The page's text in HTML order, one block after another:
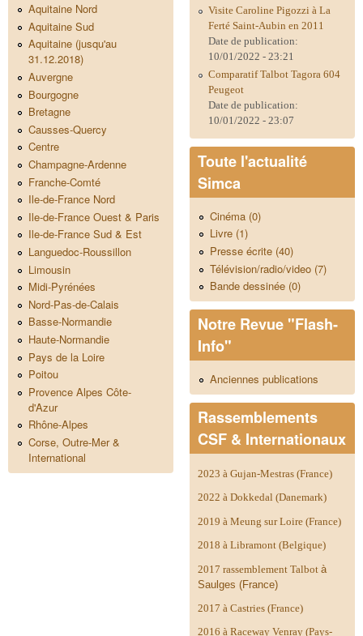
Aquitaine Nord
Aquitaine Sud
Aquitaine (jusqu'au
31.12.2018)
Auvergne
Bourgogne
Bretagne
Causses-Quercy
Centre
Champagne-Ardenne
Franche-Comté
Ile-de-France Nord
Ile-de-France Ouest & Paris
Ile-de-France Sud & Est
Languedoc-Roussillon
Limousin
Midi-Pyrénées
Nord-Pas-de-Calais
Basse-Normandie
Haute-Normandie
Pays de la Loire
Poitou
Provence Alpes Côte-
d'Azur
Rhône-Alpes
Corse, Outre-Mer &
International
Visite Caroline Pigozzi à La
Ferté Saint-Aubin en 2011
Date de publication:
10/01/2022 - 23:21
Comparatif Talbot Tagora 604
Peugeot
Date de publication:
10/01/2022 - 23:07
Toute l'actualité
Simca
Cinéma (0)
Livre (1)
Presse écrite (40)
Télévision/radio/video (7)
Bande dessinée (0)
Notre Revue "Flash-
Info"
Anciennes publications
Rassemblements
CSF & Internationaux
2023 à Gujan-Mestras (France)
2022 à Dokkedal (Danemark)
2019 à Meung sur Loire (France)
2018 à Libramont (Belgique)
2017 rassemblement Talbot à
Saulges (France)
2017 à Castries (France)
2016 à Raceway Venray (Pays-